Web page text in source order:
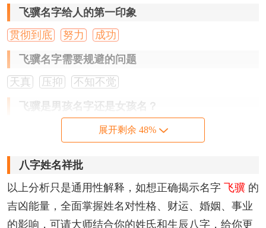
飞骥名字给人的第一印象
贯彻到底
努力 成功
飞骥名字需要规避的问题
天真
压抑 不知不觉
飞骥是男孩名字还是女孩名？
根据卜易居大数据性别分析，叫飞骥
飞骥名字笔画分析
『飞』 字，为单一结构，繁体字写法为飛，笔画数为
3划。
展开剩余 48%
八字姓名祥批
以上分析只是通用性解释，如想正确揭示名字
飞骥 的
吉凶能量，全面掌握姓名对性格、财运、婚姻、事业
的影响，可请大师结合你的姓氏和生辰八字，给你更